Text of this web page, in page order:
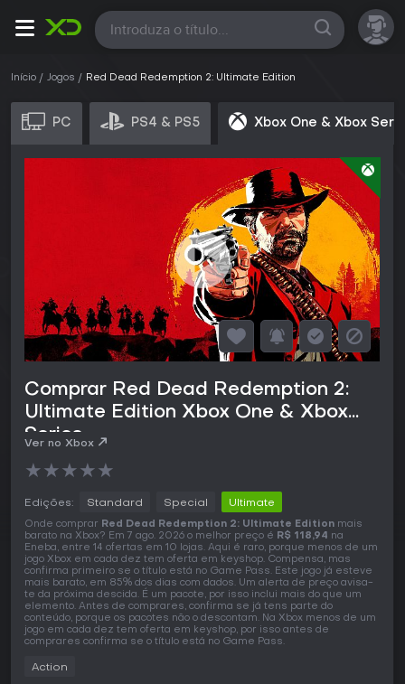
Todas
Início Jogos Red Dead Redemption 2: Ultimate Edition
PC PS4 & PS5 Xbox One & Xbox
Comprar Red Dead Redemption 2:
Ultimate Edition Xbox One & Xbox
Series
Ver no Xbox
★★★★★
Edições: Standard Special Ultimate
Onde comprar Red Dead Redemption 2: Ultimate Edition mais
barato na Xbox? Em 7 ago. 2026 o melhor preço é R$ 118,94 na
Eneba, entre 14 ofertas em 10 lojas. Aqui é raro, porque menos de um
jogo Xbox em cada dez tem oferta em keyshop. Compensa, mas
confirma primeiro se o título está no Game Pass. Este jogo já esteve
mais barato, em 85% dos dias com dados. Um alerta de preço avisa-
te da próxima descida. É um pacote, por isso inclui mais do que um
elemento. Antes de comprares, confirma se já tens parte do
conteúdo, porque os pacotes não o descontam. Na Xbox menos de um
jogo em cada dez tem oferta em keyshop, por isso antes de
comprares confirma se o título está no Game Pass.
Action